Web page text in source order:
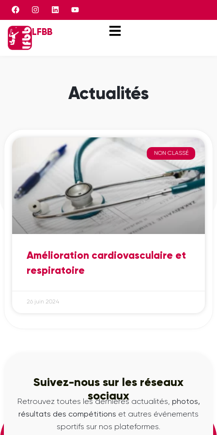
Panneau de gestion des cookies
LFBB
Actualités
NON CLASSÉ
Amélioration cardiovasculaire et
respiratoire
26 juin 2024
Suivez-nous sur les réseaux
sociaux
Retrouvez toutes les dernières actualités, photos,
résultats des compétitions et autres événements
sportifs sur nos plateformes.